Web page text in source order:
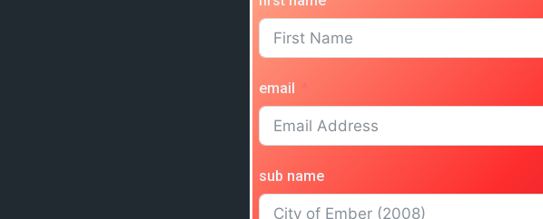
email
sub name